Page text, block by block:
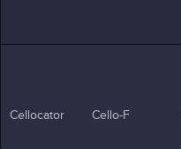
Cellocator Cello-F